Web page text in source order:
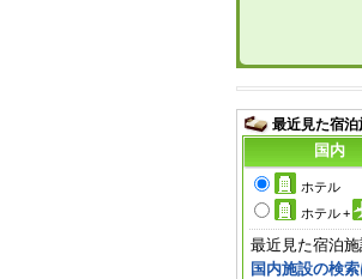
最近見た宿泊
国内
ホテル
ホテル+
最近見た宿泊
国内施設の検